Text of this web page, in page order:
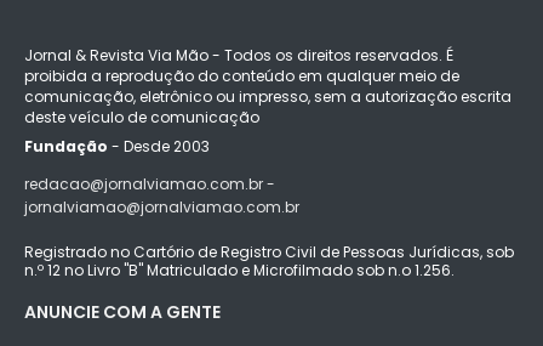
Jornal & Revista Via Mão - Todos os direitos reservados. É
proibida a reprodução do conteúdo em qualquer meio de
comunicação, eletrônico ou impresso, sem a autorização escrita
deste veículo de comunicação
Fundação - Desde 2003
redacao@jornalviamao.com.br -
jornalviamao@jornalviamao.com.br
Registrado no Cartório de Registro Civil de Pessoas Jurídicas, sob
n.º 12 no Livro "B" Matriculado e Microfilmado sob n.o 1.256.
ANUNCIE COM A GENTE